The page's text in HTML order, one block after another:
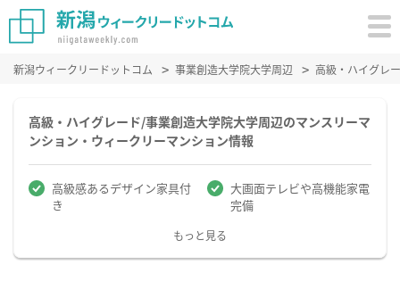
新潟ウィークリードットコム 事業創造大学院大学周辺 高級・ハイグレ
高級・ハイグレード/事業創造大学院大学周辺のマンスリーマ
ンション・ウィークリーマンション情報
高級感あるデザイン家具付
き
大画面テレビや高機能家電
完備
もっと見る